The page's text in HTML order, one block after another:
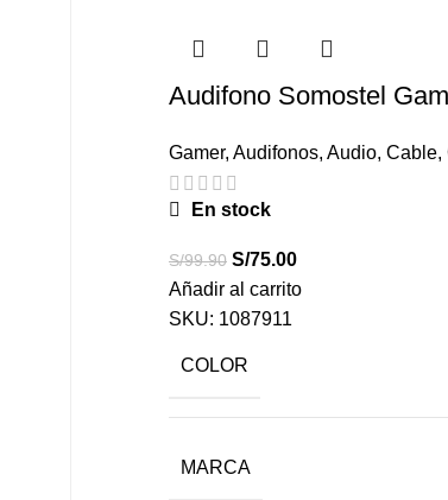
Audifono Somostel
Gamer, Audifonos, Audio, Cable,
En stock
S/99.90 S/75.00
Añadir al carrito
SKU: 1087911
COLOR
MARCA